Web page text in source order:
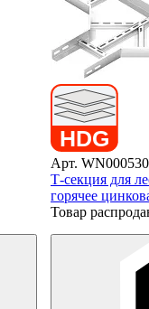
Арт.
Т-секция для
горячее
Товар